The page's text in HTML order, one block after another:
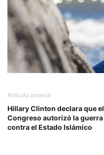
Artículo anterior
Hillary Clinton declara que el
Congreso autorizó la guerra
contra el Estado Islámico